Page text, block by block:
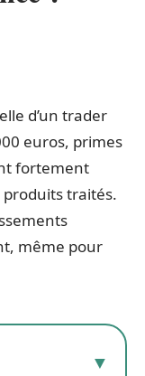
d’un trader
euros, primes
fortement
produits traités.
même pour